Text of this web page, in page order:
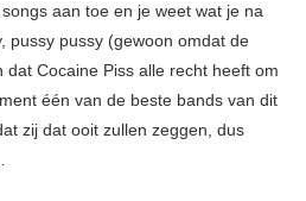
aan toe en je weet wat je na
pussy pussy (gewoon omdat de
dat Cocaine Piss alle recht heeft om
één van de beste bands van dit
zij dat ooit zullen zeggen, dus